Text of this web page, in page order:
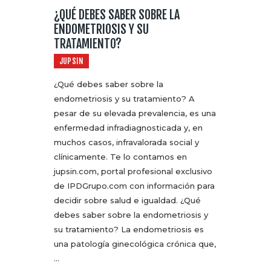
¿QUÉ DEBES SABER SOBRE LA
ENDOMETRIOSIS Y SU
TRATAMIENTO?
JUPSIN
¿Qué debes saber sobre la
endometriosis y su tratamiento? A
pesar de su elevada prevalencia, es una
enfermedad infradiagnosticada y, en
muchos casos, infravalorada social y
clínicamente. Te lo contamos en
jupsin.com, portal profesional exclusivo
de IPDGrupo.com con información para
decidir sobre salud e igualdad. ¿Qué
debes saber sobre la endometriosis y
su tratamiento? La endometriosis es
una patología ginecológica crónica que,
…